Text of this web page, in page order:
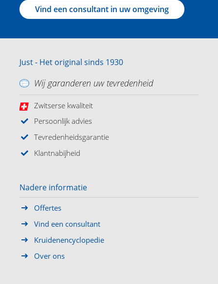
Vind een consultant in uw omgeving
Just - Het original sinds 1930
Wij garanderen uw tevredenheid
Zwitserse kwaliteit
Persoonlijk advies
Tevredenheidsgarantie
Klantnabijheid
Nadere informatie
Offertes
Vind een consultant
Kruidenencyclopedie
Over ons